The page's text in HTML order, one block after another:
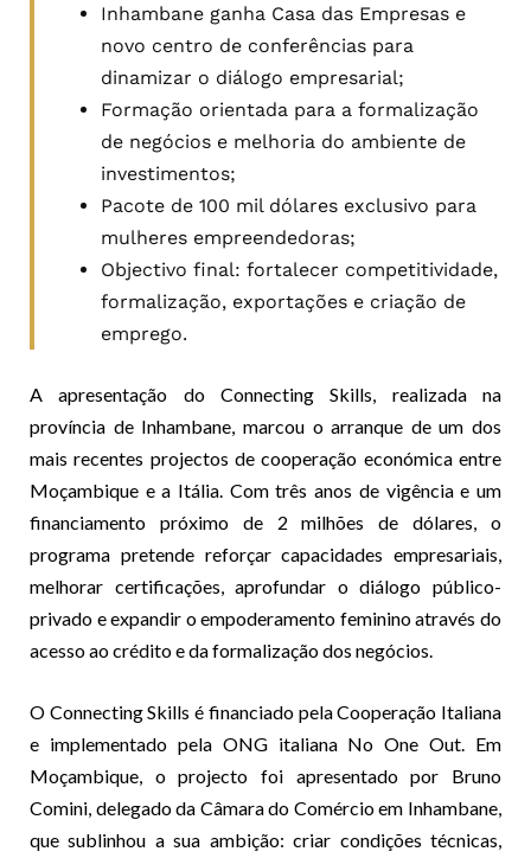
Inhambane ganha Casa das Empresas e
novo centro de conferências para
dinamizar o diálogo empresarial;
Formação orientada para a formalização
de negócios e melhoria do ambiente de
investimentos;
Pacote de 100 mil dólares exclusivo para
mulheres empreendedoras;
Objectivo final: fortalecer competitividade,
formalização, exportações e criação de
emprego.
A apresentação do Connecting Skills, realizada na
província de Inhambane, marcou o arranque de um dos
mais recentes projectos de cooperação económica entre
Moçambique e a Itália. Com três anos de vigência e um
financiamento próximo de 2 milhões de dólares, o
programa pretende reforçar capacidades empresariais,
melhorar certificações, aprofundar o diálogo público-
privado e expandir o empoderamento feminino através do
acesso ao crédito e da formalização dos negócios.
O Connecting Skills é financiado pela Cooperação Italiana
e implementado pela ONG italiana No One Out. Em
Moçambique, o projecto foi apresentado por Bruno
Comini, delegado da Câmara do Comércio em Inhambane,
que sublinhou a sua ambição: criar condições técnicas,